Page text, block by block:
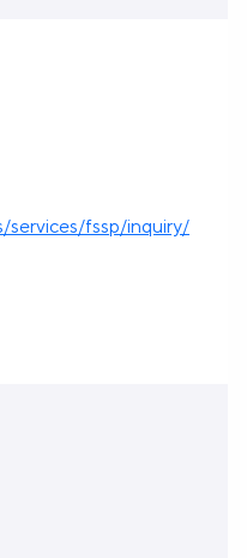
services/fssp/inquiry/